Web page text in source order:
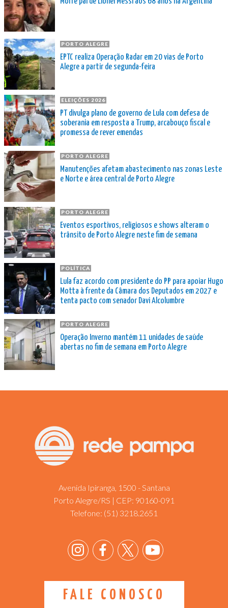
PORTO ALEGRE
EPTC realiza Operação Radar em 20 vias de Porto
Alegre a partir de segunda-feira
ELEIÇÕES 2026
PT divulga plano de governo de Lula com defesa de
soberania em resposta a Trump, arcabouço fiscal e
promessa de rever emendas
PORTO ALEGRE
Manutenções afetam abastecimento nas zonas Leste
e Norte e área central de Porto Alegre
PORTO ALEGRE
Eventos esportivos, religiosos e shows alteram o
trânsito de Porto Alegre neste fim de semana
POLÍTICA
Lula faz acordo com presidente do PP para apoiar Hugo
Motta à frente da Câmara dos Deputados em 2027 e
tenta pacto com senador Davi Alcolumbre
PORTO ALEGRE
Operação Inverno mantém 11 unidades de saúde
abertas no fim de semana em Porto Alegre
Avenida Ipiranga, 1500 - Santana
Porto Alegre/RS | CEP: 90160-091
Telefone: (51) 3218.2651
FALE CONOSCO